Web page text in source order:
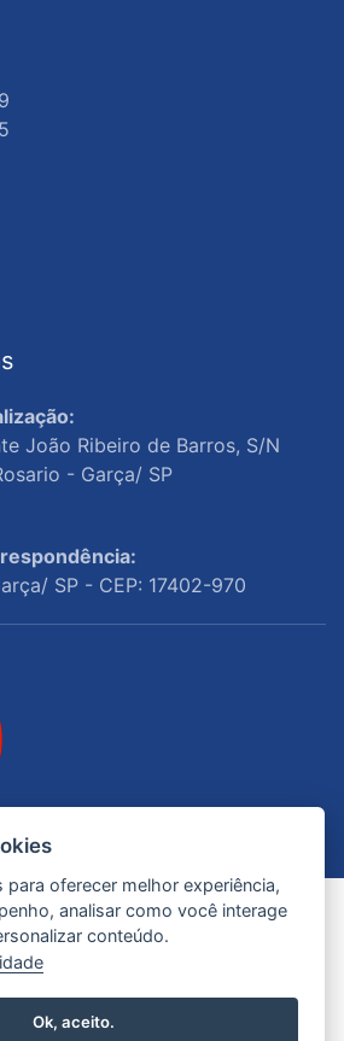
João Ribeiro de Barros, S/N
- Garça/ SP
SP - CEP: 17402-970
Reservados. Deusa
oferecer melhor experiência,
analisar como você interage
conteúdo.
Ok, aceito.